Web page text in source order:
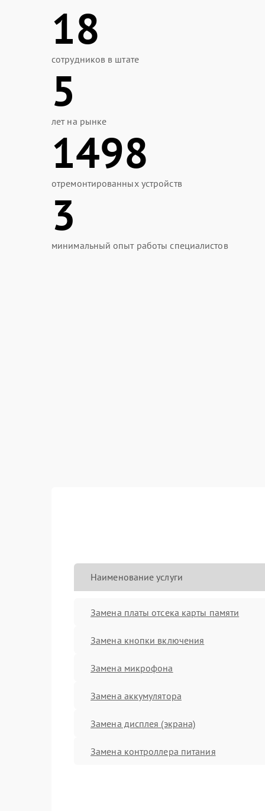
18
сотрудников в штате
5
лет на рынке
1498
отремонтированных устройств
3
минимальный опыт работы специалистов
Наименование услуги
Замена платы отсека карты памяти
Замена кнопки включения
Замена микрофона
Замена аккумулятора
Замена дисплея (экрана)
Замена контроллера питания